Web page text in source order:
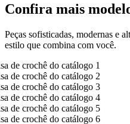
Confira mais
Peças sofisticadas, modernas e
estilo que combina com você.